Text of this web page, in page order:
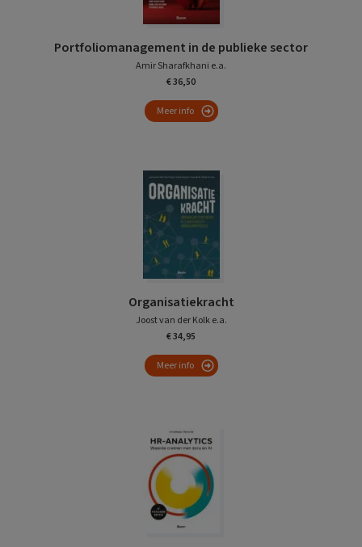
Portfoliomanagement in de publieke sector
Amir Sharafkhani e.a.
€ 36,50
Meer info
Organisatiekracht
Joost van der Kolk e.a.
€ 34,95
Meer info